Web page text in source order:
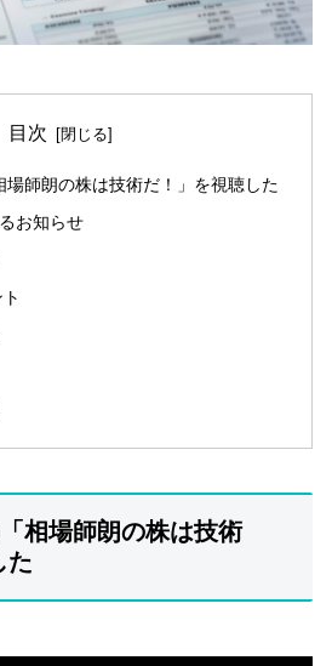
目次
師朗の株は技術だ！」を視聴した
お知らせ
相場師朗の株は技術
た